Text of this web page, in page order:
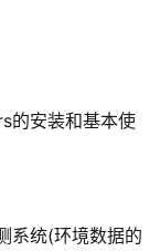
的安装和基本使
系统(环境数据的